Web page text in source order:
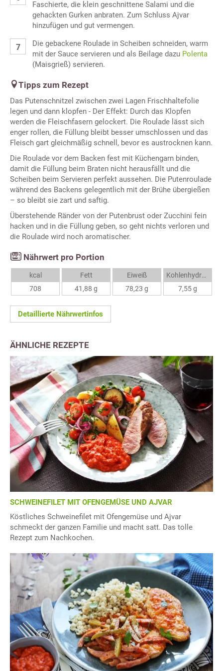
Faschierte, die klein geschnittene Salami und die
gehackten Gurken anbraten. Zum Schluss Ajvar
hinzufügen und gut vermengen.
Die gebackene Roulade in Scheiben schneiden, warm
mit der Sauce servieren und als Beilage dazu Polenta
(Maisgrieß) servieren.
Tipps zum Rezept
Das Putenschnitzel zwischen zwei Lagen Frischhaltefolie
legen und dann klopfen - Der Effekt: Durch das Klopfen
werden die Fleischfasern gelockert. Die Roulade lässt sich
enger rollen, die Füllung bleibt besser umschlossen und das
Fleisch gart gleichmäßig schnell, bevor es austrocknen kann.
Die Roulade vor dem Backen fest mit Küchengarn binden,
damit die Füllung beim Braten nicht herausfällt und die
Scheiben beim Servieren perfekt aussehen. Die Putenroulade
während des Backens gelegentlich mit der Brühe übergießen
– so bleibt sie zart und saftig.
Überstehende Ränder von der Putenbrust oder Zucchini fein
hacken und in die Füllung geben, so geht nichts verloren und
die Roulade wird noch aromatischer.
Nährwert pro Portion
kcal
708
Fett
41,88 g
Eiweiß
78,23 g
Kohlenhydrate
7,55 g
Detaillierte Nährwertinfos
ÄHNLICHE REZEPTE
SCHWEINEFILET MIT OFENGEMÜSE UND AJVAR
Köstliches Schweinefilet mit Ofengemüse und Ajvar
schmeckt der ganzen Familie und macht satt. Das tolle
Rezept zum Nachkochen.